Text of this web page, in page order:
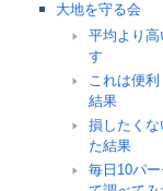
大地を守る会
平均より
す
これは便
結果
損したく
た結果
毎日10パ